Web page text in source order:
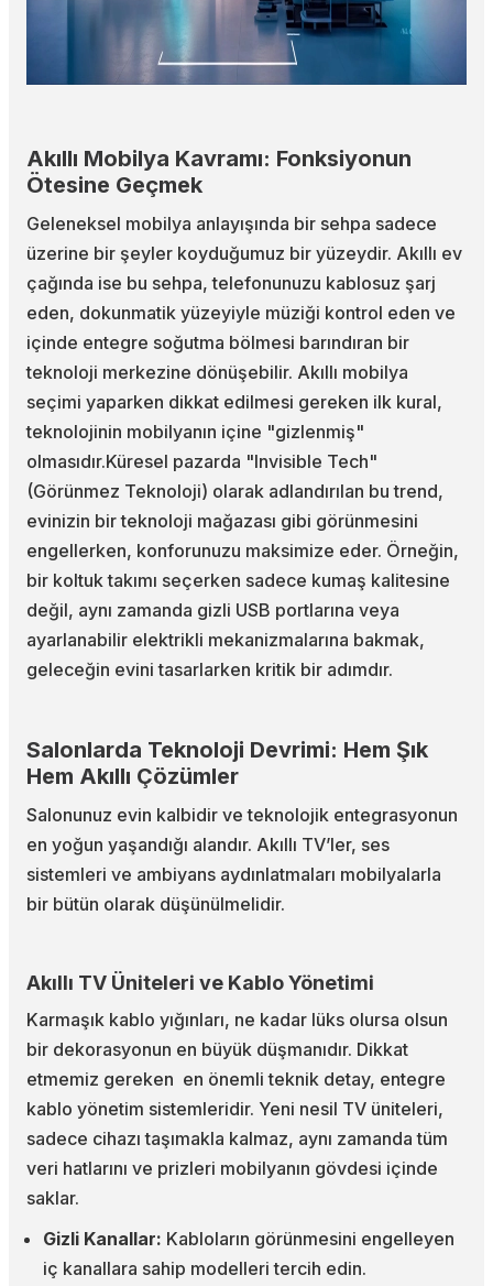
Akıllı Mobilya Kavramı: Fonksiyonun
Ötesine Geçmek
Geleneksel mobilya anlayışında bir sehpa sadece
üzerine bir şeyler koyduğumuz bir yüzeydir. Akıllı ev
çağında ise bu sehpa, telefonunuzu kablosuz şarj
eden, dokunmatik yüzeyiyle müziği kontrol eden ve
içinde entegre soğutma bölmesi barındıran bir
teknoloji merkezine dönüşebilir. Akıllı mobilya
seçimi yaparken dikkat edilmesi gereken ilk kural,
teknolojinin mobilyanın içine "gizlenmiş"
olmasıdır.Küresel pazarda "Invisible Tech"
(Görünmez Teknoloji) olarak adlandırılan bu trend,
evinizin bir teknoloji mağazası gibi görünmesini
engellerken, konforunuzu maksimize eder. Örneğin,
bir koltuk takımı seçerken sadece kumaş kalitesine
değil, aynı zamanda gizli USB portlarına veya
ayarlanabilir elektrikli mekanizmalarına bakmak,
geleceğin evini tasarlarken kritik bir adımdır.
Salonlarda Teknoloji Devrimi: Hem Şık
Hem Akıllı Çözümler
Salonunuz evin kalbidir ve teknolojik entegrasyonun
en yoğun yaşandığı alandır. Akıllı TV’ler, ses
sistemleri ve ambiyans aydınlatmaları mobilyalarla
bir bütün olarak düşünülmelidir.
Akıllı TV Üniteleri ve Kablo Yönetimi
Karmaşık kablo yığınları, ne kadar lüks olursa olsun
bir dekorasyonun en büyük düşmanıdır. Dikkat
etmemiz gereken en önemli teknik detay, entegre
kablo yönetim sistemleridir. Yeni nesil TV üniteleri,
sadece cihazı taşımakla kalmaz, aynı zamanda tüm
veri hatlarını ve prizleri mobilyanın gövdesi içinde
saklar.
Gizli Kanallar: Kabloların görünmesini engelleyen
iç kanallara sahip modelleri tercih edin.